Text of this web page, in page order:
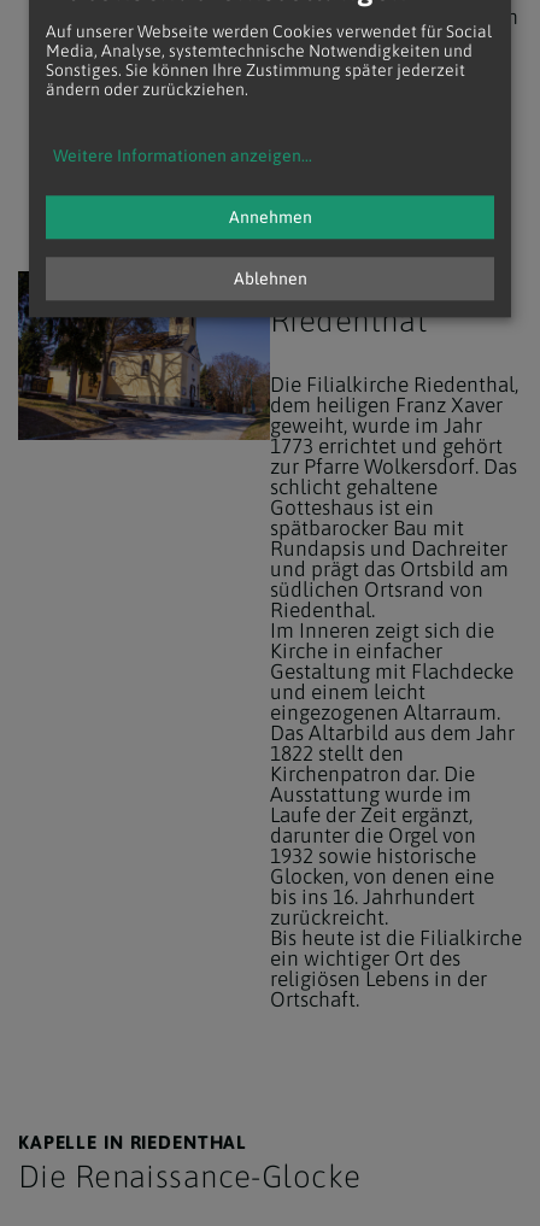
geöffnet und ladet ein zum
Beten und Verweilen.
Heilige Messen werden
jeden Sonntag (Früh- und
Fotostudio Semrad
Filialkirche
Riedenthal
Die Filialkirche Riedenthal,
dem heiligen Franz Xaver
geweiht, wurde im Jahr
1773 errichtet und gehört
zur Pfarre Wolkersdorf. Das
schlicht gehaltene
Gotteshaus ist ein
spätbarocker Bau mit
Rundapsis und Dachreiter
und prägt das Ortsbild am
südlichen Ortsrand von
Riedenthal.
Im Inneren zeigt sich die
Kirche in einfacher
Gestaltung mit Flachdecke
und einem leicht
eingezogenen Altarraum.
Das Altarbild aus dem Jahr
1822 stellt den
Kirchenpatron dar. Die
Ausstattung wurde im
Laufe der Zeit ergänzt,
darunter die Orgel von
1932 sowie historische
Glocken, von denen eine
bis ins 16. Jahrhundert
zurückreicht.
Bis heute ist die Filialkirche
ein wichtiger Ort des
religiösen Lebens in der
Ortschaft.
KAPELLE IN RIEDENTHAL
Die Renaissance-Glocke
Auf unserer Webseite werden Cookies verwendet für Social
Media, Analyse, systemtechnische Notwendigkeiten und
Sonstiges. Sie können Ihre Zustimmung später jederzeit
ändern oder zurückziehen.
Weitere Informationen anzeigen...
Ablehnen
Annehmen